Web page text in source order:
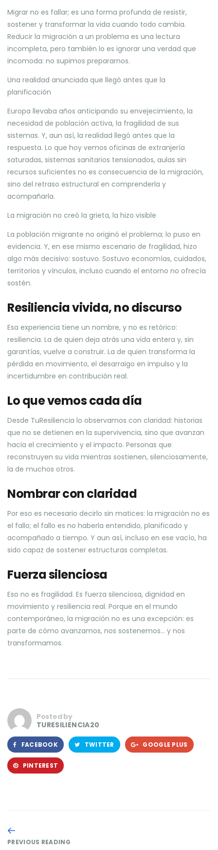
Migrar no es fallar; es una forma profunda de resistir,
sostener y transformar la vida cuando todo cambia.
Reducir la migración a un problema es una lectura
incompleta, pero también lo es ignorar una verdad que
incomoda: no supimos prepararnos.
Una realidad anunciada que llegó antes que la
planificación
Europa llevaba años anticipando su envejecimiento, la
necesidad de población activa, la fragilidad de sus
sistemas. Y, aun así, la realidad llegó antes que la
respuesta. Lo que hoy vemos oficinas de extranjería
saturadas, sistemas sanitarios tensionados, aulas sin
recursos suficientes no es consecuencia de la migración,
sino del retraso estructural en comprenderla y
acompañarla.
La migración no creó la grieta, la hizo visible
La población migrante no originó el problema; lo puso en
evidencia. Y, en ese mismo escenario de fragilidad, hizo
algo más decisivo: sostuvo. Sostuvo economías, cuidados,
territorios y vínculos, incluso cuando el entorno no ofrecía
sostén.
Resiliencia vivida, no discurso
Esa experiencia tiene un nombre, y no es retórico:
resiliencia. La de quien deja atrás una vida entera y, sin
garantías, vuelve a construir. La de quien transforma la
pérdida en movimiento, el desarraigo en impulso y la
incertidumbre en contribución real.
Lo que vemos cada día
Desde TuResiliencia lo observamos con claridad: historias
que no se detienen en la supervivencia, sino que avanzan
hacia el crecimiento y el impacto. Personas que
reconstruyen su vida mientras sostienen, silenciosamente,
la de muchos otros.
Nombrar con claridad
Por eso es necesario decirlo sin matices: la migración no es
el fallo; el fallo es no haberla entendido, planificado y
acompañado a tiempo. Y aun así, incluso en ese vacío, ha
sido capaz de sostener estructuras completas.
Fuerza silenciosa
Eso no es fragilidad. Es fuerza silenciosa, dignidad en
movimiento y resiliencia real. Porque en el mundo
contemporáneo, la migración no es una excepción: es
parte de cómo avanzamos, nos sostenemos… y nos
transformamos.
Posted by
TURESILIENCIA20
FACEBOOK TWITTER GOOGLE PLUS
PINTEREST
PREVIOUS READING